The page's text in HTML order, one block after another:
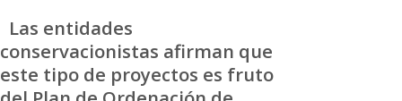
Las entidades
conservacionistas afirman que
este tipo de proyectos es fruto